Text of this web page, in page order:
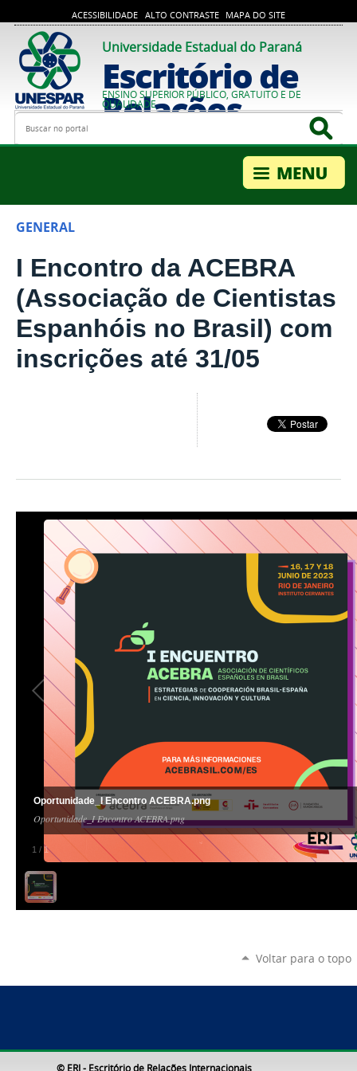
ACESSIBILIDADE ALTO CONTRASTE MAPA DO SITE
Universidade Estadual do Paraná
Escritório de
Relações
Internacionais
ENSINO SUPERIOR PÚBLICO, GRATUITO E DE
QUALIDADE
Busca
GENERAL
I Encontro da ACEBRA
(Associação de Cientistas
Espanhóis no Brasil) com
inscrições até 31/05
1 / 1
Oportunidade_I Encontro ACEBRA.png
Oportunidade_I Encontro ACEBRA.png
Voltar para o topo
© ERI - Escritório de Relações Internacionais